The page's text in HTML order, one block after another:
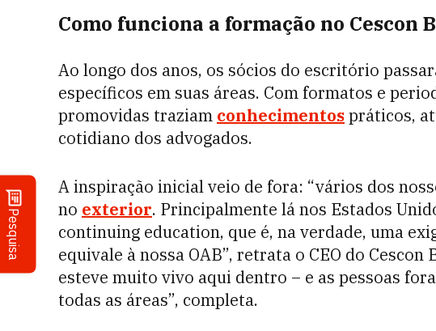
Pesquisa
Como funciona a formação no Cescon
Ao longo dos anos, os sócios do escritório
específicos em suas áreas. Com formatos e
promovidas traziam conhecimentospráticos,
cotidiano dos advogados.
A inspiração inicial veio de fora: “vários dos
no exterior. Principalmente lá nos Estados
continuing education, que é, na verdade, uma
equivale à nossa OAB”, retrata o CEO do
esteve muito vivo aqui dentro – e as pessoas
todas as áreas”, completa.